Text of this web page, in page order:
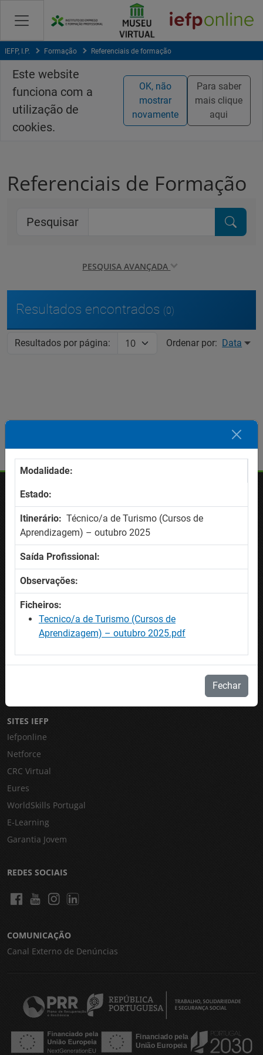
para
conteúdo
IEFP, I.P. Formação Referenciais de formação
Este website
funciona com a
utilização de
cookies.
OK, não
mostrar
novamente
Para saber
mais clique
aqui
Referenciais de Formação
Pesquisar
PESQUISA AVANÇADA
Resultados encontrados (0)
Resultados por página: Ordenar por: Data
Modalidade:
Estado:
Itinerário: Técnico/a de Turismo (Cursos de
Aprendizagem) – outubro 2025
Saída Profissional:
Observações:
Ficheiros:
Tecnico/a de Turismo (Cursos de
Aprendizagem) – outubro 2025.pdf
Fechar
OFERTAS
Ofertas de emprego
Ofertas de formação
AJUDA
Mapa do site
Acessibilidade
SITES IEFP
Iefponline
Netforce
CRC Virtual
Eures
WorldSkills Portugal
E-Learning
Garantia Jovem
REDES SOCIAIS
COMUNICAÇÃO
Canal Externo de Denúncias